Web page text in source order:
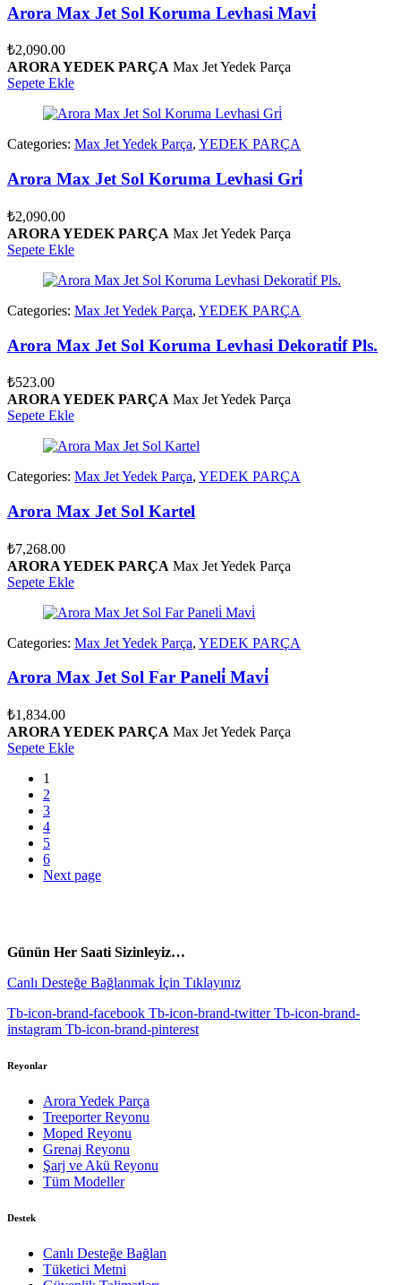
Arora Max Jet Sol Koruma Levhasi Mavi̇
₺2,090.00
ARORA YEDEK PARÇA Max Jet Yedek Parça
Sepete Ekle
Categories: Max Jet Yedek Parça, YEDEK PARÇA
Arora Max Jet Sol Koruma Levhasi Gri̇
₺2,090.00
ARORA YEDEK PARÇA Max Jet Yedek Parça
Sepete Ekle
Categories: Max Jet Yedek Parça, YEDEK PARÇA
Arora Max Jet Sol Koruma Levhasi Dekorati̇f Pls.
₺523.00
ARORA YEDEK PARÇA Max Jet Yedek Parça
Sepete Ekle
Categories: Max Jet Yedek Parça, YEDEK PARÇA
Arora Max Jet Sol Kartel
₺7,268.00
ARORA YEDEK PARÇA Max Jet Yedek Parça
Sepete Ekle
Categories: Max Jet Yedek Parça, YEDEK PARÇA
Arora Max Jet Sol Far Paneli̇ Mavi̇
₺1,834.00
ARORA YEDEK PARÇA Max Jet Yedek Parça
Sepete Ekle
1
2
3
4
5
6
Next page
Günün Her Saati Sizinleyiz…
Canlı Desteğe Bağlanmak İçin Tıklayınız
Tb-icon-brand-facebook Tb-icon-brand-twitter Tb-icon-brand-
instagram Tb-icon-brand-pinterest
Reyonlar
Arora Yedek Parça
Treeporter Reyonu
Moped Reyonu
Grenaj Reyonu
Şarj ve Akü Reyonu
Tüm Modeller
Destek
Canlı Desteğe Bağlan
Tüketici Metni